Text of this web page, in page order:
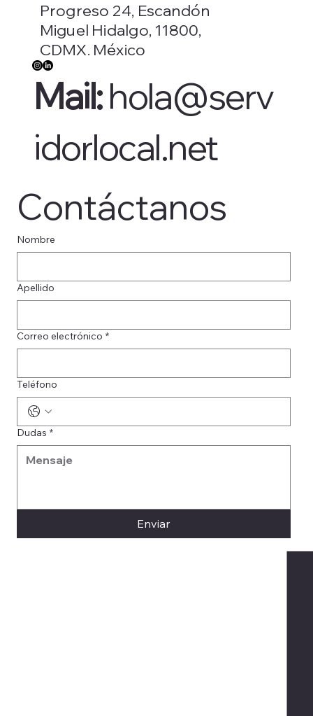
Progreso 24, Escandón
Miguel Hidalgo, 11800,
CDMX. México
Contáctanos
Nombre
Apellido
Correo electrónico *
Teléfono
Dudas *
Enviar
Mail:hola@serv
idorlocal.net